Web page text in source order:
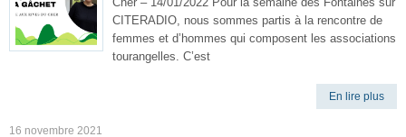
CITERADIO, nous sommes partis à la rencontre de
femmes et d’hommes qui composent les associations
tourangelles. C’est
En lire plus
16 novembre 2021